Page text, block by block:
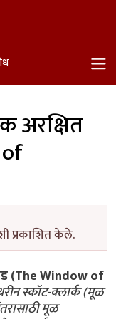
अरक्षित
प्रकाशित केले.
(The Window of
स्कॉट-क्लार्क (मूळ
मूळ